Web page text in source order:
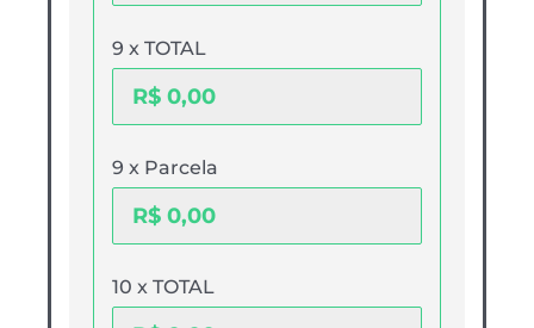
9 x TOTAL
9 x Parcela
10 x TOTAL